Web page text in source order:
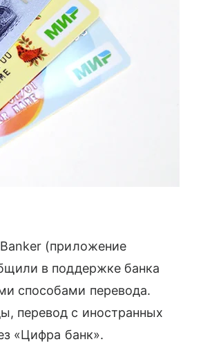
(приложение
в поддержке банка
способами перевода.
перевод с иностранных
«Цифра банк».